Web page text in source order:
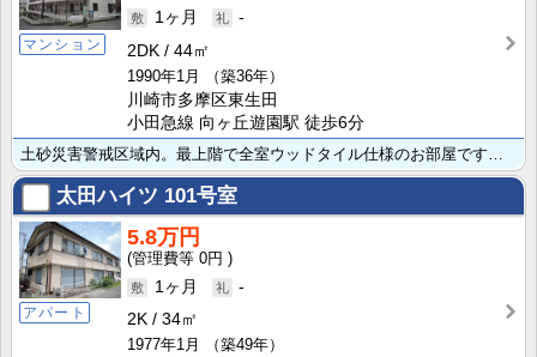
マンション
1ヶ月
-
2DK
44㎡
1990年1月
（築36年）
川崎市多摩区東生田
小田急線 向ヶ丘遊園駅 徒歩6分
太田ハイツ 101号室
アパート
5.8万円
0円
1ヶ月
-
2K
34㎡
1977年1月
（築49年）